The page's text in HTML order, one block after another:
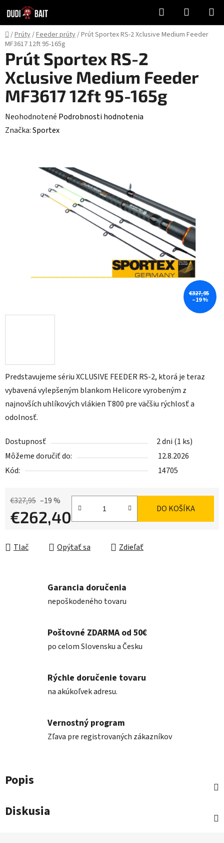
na
obsah
Hľadať
KOŠÍK
Domov
/Prúty/Feeder prúty/Prút Sportex RS-2 Xclusive Medium Feeder
MF3617 12ft 95-165g
Predstavujeme sériu XCLUSIVE FEEDER RS-2, ktorá je teraz
vybavená vylepšeným blankom Helicore vyrobeným z
najnovších uhlíkových vlákien T800 pre väčšiu rýchlosť a
odolnosť.
Dostupnosť 2 dni (1 ks)
Môžeme doručiť do:
12.8.2026
Kód:
14705
€327,95 –19 %
€262,40 DO KOŠÍKA
Tlač Opýtať sa Zdieľať
Prút Sportex RS-2
Xclusive Medium Feeder
MF3617 12ft 95-165g
Priemerné
hodnotenie
Neohodnotené Podrobnosti hodnotenia
Značka:Sportex
€327,95
–19 %
Garancia doručenia
nepoškodeného tovaru
Poštovné ZDARMA od 50€
po celom Slovensku a Česku
Rýchle doručenie tovaru
na akúkoľvek adresu.
Vernostný program
Zľava pre registrovaných zákazníkov
Popis
Diskusia